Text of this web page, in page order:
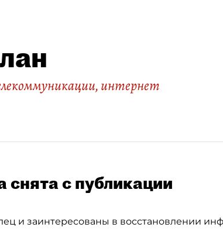
интернет
снята с публикации
и заинтересованы в восстановлении